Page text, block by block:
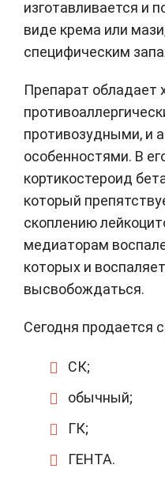
изготавливается и
виде крема или
специфическим
Препарат обладает
противозудными, и
особенностями. В
кортикостероид
который
скоплению
медиаторам
которых и
высвобождаться.
Сегодня продается
СК;
обычный;
ГК;
ГЕНТА.